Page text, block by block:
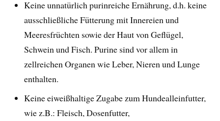
Keine unnatürlich purinreiche Ernährung, d.h. keine
ausschließliche Fütterung mit Innereien und
Meeresfrüchten sowie der Haut von Geflügel,
Schwein und Fisch. Purine sind vor allem in
zellreichen Organen wie Leber, Nieren und Lunge
enthalten.
Keine eiweißhaltige Zugabe zum Hundealleinfutter,
wie z.B.: Fleisch, Dosenfutter,